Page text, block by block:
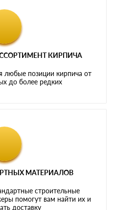
КИРПИЧА
любые позиции кирпича от
до более редких
МАТЕРИАЛОВ
строительные
помогут вам найти их и
доставку